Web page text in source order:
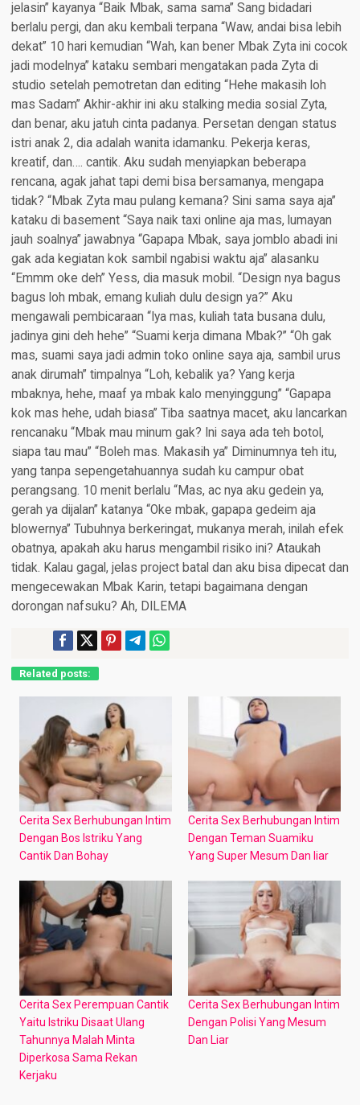
jelasin” kayanya “Baik Mbak, sama sama” Sang bidadari
berlalu pergi, dan aku kembali terpana “Waw, andai bisa lebih
dekat” 10 hari kemudian “Wah, kan bener Mbak Zyta ini cocok
jadi modelnya” kataku sembari mengatakan pada Zyta di
studio setelah pemotretan dan editing “Hehe makasih loh
mas Sadam” Akhir-akhir ini aku stalking media sosial Zyta,
dan benar, aku jatuh cinta padanya. Persetan dengan status
istri anak 2, dia adalah wanita idamanku. Pekerja keras,
kreatif, dan…. cantik. Aku sudah menyiapkan beberapa
rencana, agak jahat tapi demi bisa bersamanya, mengapa
tidak? “Mbak Zyta mau pulang kemana? Sini sama saya aja”
kataku di basement “Saya naik taxi online aja mas, lumayan
jauh soalnya” jawabnya “Gapapa Mbak, saya jomblo abadi ini
gak ada kegiatan kok sambil ngabisi waktu aja” alasanku
“Emmm oke deh” Yess, dia masuk mobil. “Design nya bagus
bagus loh mbak, emang kuliah dulu design ya?” Aku
mengawali pembicaraan “Iya mas, kuliah tata busana dulu,
jadinya gini deh hehe” “Suami kerja dimana Mbak?” “Oh gak
mas, suami saya jadi admin toko online saya aja, sambil urus
anak dirumah” timpalnya “Loh, kebalik ya? Yang kerja
mbaknya, hehe, maaf ya mbak kalo menyinggung” “Gapapa
kok mas hehe, udah biasa” Tiba saatnya macet, aku lancarkan
rencanaku “Mbak mau minum gak? Ini saya ada teh botol,
siapa tau mau” “Boleh mas. Makasih ya” Diminumnya teh itu,
yang tanpa sepengetahuannya sudah ku campur obat
perangsang. 10 menit berlalu “Mas, ac nya aku gedein ya,
gerah ya dijalan” katanya “Oke mbak, gapapa gedeim aja
blowernya” Tubuhnya berkeringat, mukanya merah, inilah efek
obatnya, apakah aku harus mengambil risiko ini? Ataukah
tidak. Kalau gagal, jelas project batal dan aku bisa dipecat dan
mengecewakan Mbak Karin, tetapi bagaimana dengan
dorongan nafsuku? Ah, DILEMA
Related posts:
Cerita Sex Berhubungan Intim
Dengan Bos Istriku Yang
Cantik Dan Bohay
Cerita Sex Berhubungan Intim
Dengan Teman Suamiku
Yang Super Mesum Dan liar
Cerita Sex Perempuan Cantik
Yaitu Istriku Disaat Ulang
Tahunnya Malah Minta
Diperkosa Sama Rekan
Kerjaku
Cerita Sex Berhubungan Intim
Dengan Polisi Yang Mesum
Dan Liar